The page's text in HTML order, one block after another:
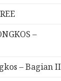
–
– Bagian II